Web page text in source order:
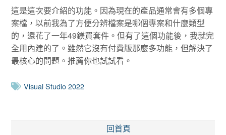
這是這次要介紹的功能。因為現在的產品通常會有多個專
案檔，以前我為了方便分辨檔案是哪個專案和什麼類型
的，還花了一年49鎂買套件。但有了這個功能後，我就完
全用內建的了。雖然它沒有付費版那麼多功能，但解決了
最核心的問題。推薦你也試試看。
Visual Studio 2022
回首頁